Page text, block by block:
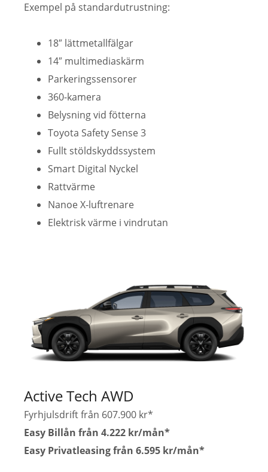
Exempel på standardutrustning:
18″ lättmetallfälgar
14″ multimediaskärm
Parkeringssensorer
360-kamera
Belysning vid fötterna
Toyota Safety Sense 3
Fullt stöldskyddssystem
Smart Digital Nyckel
Rattvärme
Nanoe X-luftrenare
Elektrisk värme i vindrutan
Active Tech AWD
Fyrhjulsdrift från 607.900 kr*
Easy Billån från 4.222 kr/mån*
Easy Privatleasing från 6.595 kr/mån*